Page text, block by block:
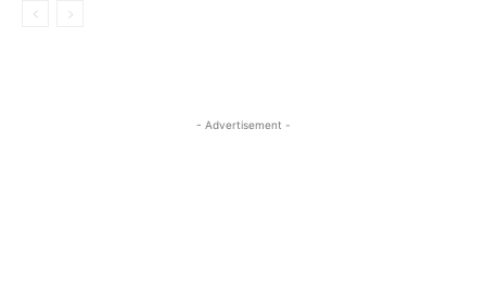
- Advertisement -